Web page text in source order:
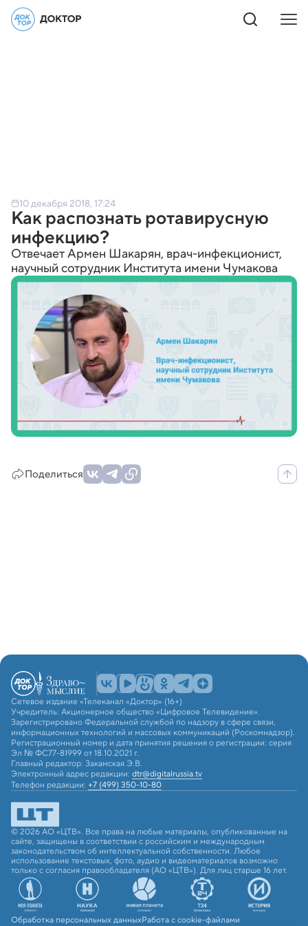
10 декабря 2018, 17:24
Как распознать ротавирусную
инфекцию?
Отвечает Армен Шакарян, врач-инфекционист,
научный сотрудник Института имени Чумакова
Поделиться
Сетевое издание «Телеканал «Доктор» (16+)
Учредитель: Акционерное общество «Цифровое Телевидение».
Зарегистрировано Федеральной службой по надзору в сфере связи,
информационных технологий и массовых коммуникаций (Роскомнадзор).
Регистрационный номер и дата принятия решения о регистрации: серия
Эл № ФС77-81999 от 18.10.2021 г.
Главный редактор: Закамская Э.В.
Электронный адрес редакции: dtr@digitalrussia.tv
Телефон редакции: +7 (499) 350-10-80
© 2026 АО «ЦТВ». Все права на любые материалы, опубликованные на
сайте, защищены в соответствии с российским и международным
законодательством об интеллектуальной собственности. Любое
использование текстовых, фото, аудио и видеоматериалов возможно
только с согласия правообладателя (АО «ЦТВ»). Для лиц старше 16 лет.
Обработка персональных данныхРабота с cookie-файлами